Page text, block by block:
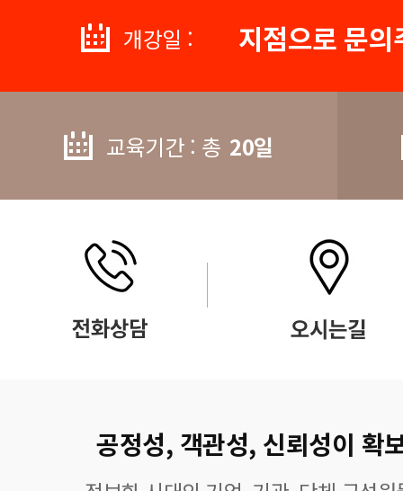
개강일 : 지점으로 문
교육기간 : 총 20일
공정성, 객관성, 신뢰성이 확